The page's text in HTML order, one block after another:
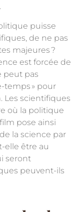
puisse
de ne pas
majeures?
est forcée de
peut pas
temps » pour
Les scientifiques
où la politique
pose ainsi
la science par
elle être au
seront
peuvent-ils